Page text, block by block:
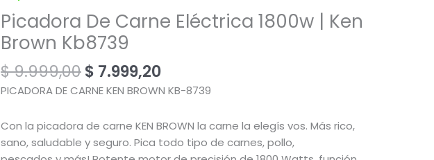
Picadora De Carne Eléctrica 1800w | Ken
Brown Kb8739
$9.999,00
era:
$ 9.999,00.
$ 7.999,20
$ 7.999,20.
PICADORA DE CARNE KEN BROWN KB-8739
Con la picadora de carne KEN BROWN la carne la elegís vos. Más rico,
sano, saludable y seguro. Pica todo tipo de carnes, pollo,
Eléctrica
1800w
|
Brown
Kb8739